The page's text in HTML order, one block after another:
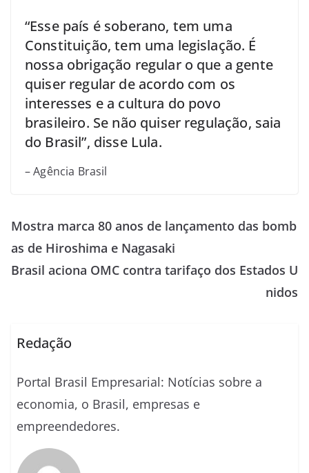
“Esse país é soberano, tem uma
Constituição, tem uma legislação. É
nossa obrigação regular o que a gente
quiser regular de acordo com os
interesses e a cultura do povo
brasileiro. Se não quiser regulação, saia
do Brasil”, disse Lula.
– Agência Brasil
Mostra marca 80 anos de lançamento das bomb
as de Hiroshima e Nagasaki
Brasil aciona OMC contra tarifaço dos Estados U
nidos
Redação
Portal Brasil Empresarial: Notícias sobre a
economia, o Brasil, empresas e
empreendedores.